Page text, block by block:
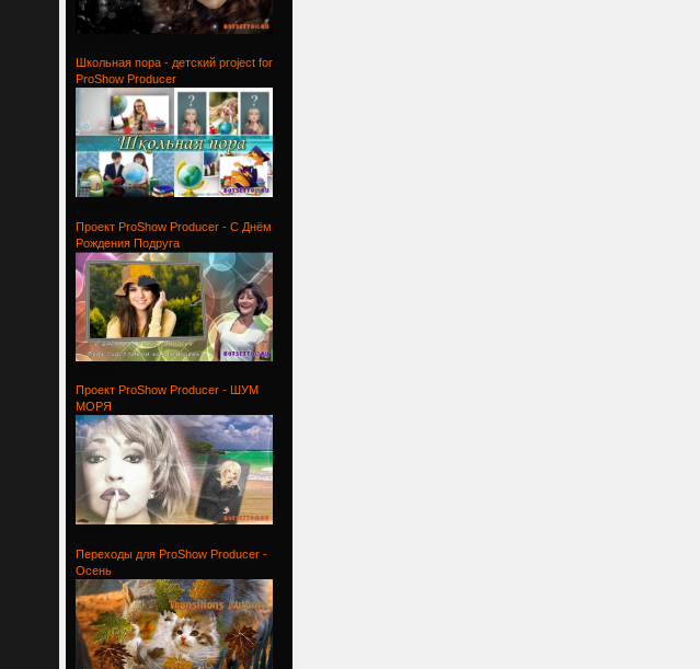
Школьная пора - детский project for
ProShow Producer
Проект ProShow Producer - С Днём
Рождения Подруга
Проект ProShow Producer - ШУМ
МОРЯ
Переходы для ProShow Producer -
Осень